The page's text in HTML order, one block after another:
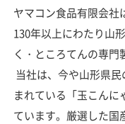
ヤマコン食品有限会社
130年以上にわたり山
く・ところてんの専門
当社は、今や山形県
まれている「玉こん
ています。厳選した国